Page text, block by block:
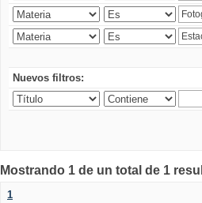
Nuevos filtros:
Mostrando 1 de un total de 1
1